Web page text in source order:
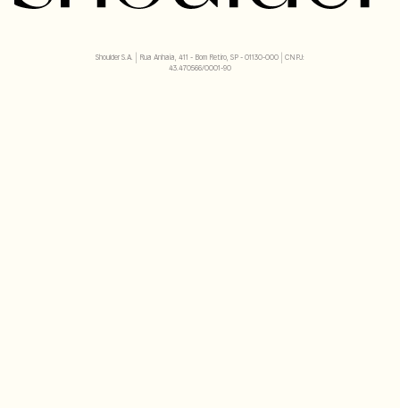
Shoulder S.A. | Rua Anhaia, 411 - Bom Retiro, SP - 01130-000 | CNPJ:
43.470566/0001-90